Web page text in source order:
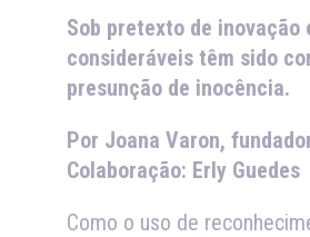
Sob pretexto de
consideráveis têm sido
presunção de inocência.
Por Joana Varon,
Colaboração: Erly Guedes
Como o uso de